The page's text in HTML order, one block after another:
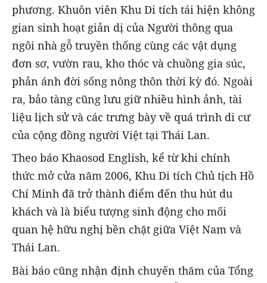
phương. Khuôn viên Khu Di tích tái hiện không
gian sinh hoạt giản dị của Người thông qua
ngôi nhà gỗ truyền thống cùng các vật dụng
đơn sơ, vườn rau, kho thóc và chuồng gia súc,
phản ánh đời sống nông thôn thời kỳ đó. Ngoài
ra, bảo tàng cũng lưu giữ nhiều hình ảnh, tài
liệu lịch sử và các trưng bày về quá trình di cư
của cộng đồng người Việt tại Thái Lan.
Theo báo Khaosod English, kể từ khi chính
thức mở cửa năm 2006, Khu Di tích Chủ tịch Hồ
Chí Minh đã trở thành điểm đến thu hút du
khách và là biểu tượng sinh động cho mối
quan hệ hữu nghị bền chặt giữa Việt Nam và
Thái Lan.
Bài báo cũng nhận định chuyến thăm của Tổng